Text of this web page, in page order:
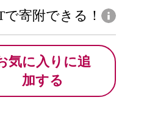
寄附できる！
気に入りに追
加する